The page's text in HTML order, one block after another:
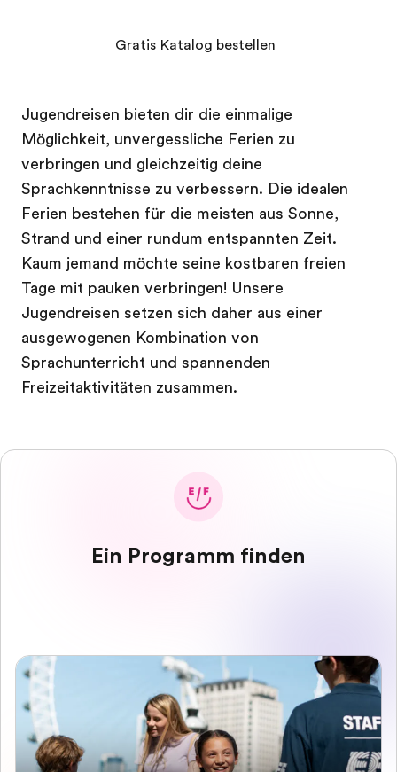
Jugendreisen bieten dir die einmalige
Möglichkeit, unvergessliche Ferien zu
verbringen und gleichzeitig deine
Sprachkenntnisse zu verbessern. Die idealen
Ferien bestehen für die meisten aus Sonne,
Strand und einer rundum entspannten Zeit.
Kaum jemand möchte seine kostbaren freien
Tage mit pauken verbringen! Unsere
Jugendreisen setzen sich daher aus einer
ausgewogenen Kombination von
Sprachunterricht und spannenden
Freizeitaktivitäten zusammen.
Gratis Katalog bestellen
Ein Programm finden